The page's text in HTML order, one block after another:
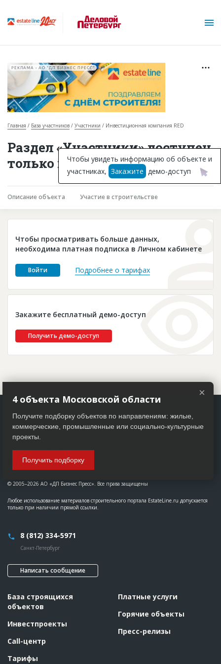
Горячие объекты
База строящихся объектов
Инвестпроекты
Глоссарий
Платные услуги
Пресс-релизы
РЕКЛАМА • АО "ДП БИЗНЕС ПРЕСС"
Главная База участников Участники Инвестиционная компания RED
Раздел «Участники» доступен
только подписчикам
Описание объекта Участие в строительстве
Чтобы просматривать больше данных,
необходима платная подписка в Личном кабинете
Войти Подробнее о тарифах
Закажите бесплатный демо-доступ
Получить демо-доступ
Чтобы увидеть информацию об объекте и
участниках, Закажите демо-доступ
© 2005–2026 АО «ДП Бизнес Пресс». Все права защищены
Любое использование материалов строительного портала EstateLine.ru допускается
только при наличии прямой ссылки.
8 (812) 334-5971
Санкт-Петербург
Написать сообщение
База строящихся
объектов
Инвестпроекты
Call-центр
Тарифы
Платные услуги
Горячие объекты
Пресс-релизы
×
4 объекта Московской области
Получите подборку объектов по направлениям: жилые,
коммерческие, промышленные или социально-культурные
проекты.
Получить подборку